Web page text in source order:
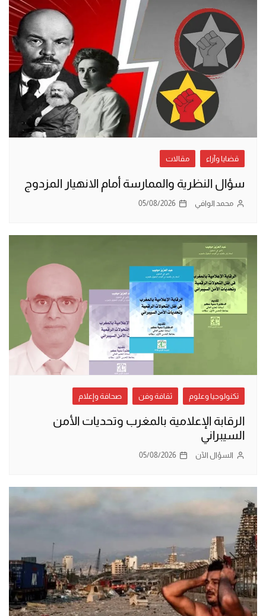
قضايا وآراء مقالات
سؤال النظرية والممارسة أمام الانهيار المزدوج
محمد الوافي 05/08/2026
تكنولوجيا وعلوم ثقافة وفن صحافة وإعلام
الرقابة الإعلامية بالمغرب وتحديات الأمن
السيبراني
السؤال الآن 05/08/2026